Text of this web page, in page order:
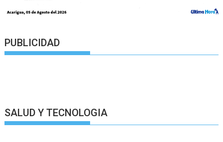
PUBLICIDAD
SALUD Y TECNOLOGIA